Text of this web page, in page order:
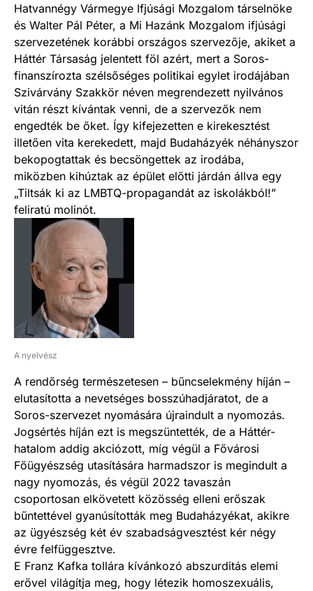
Hatvannégy Vármegye Ifjúsági Mozgalom társelnöke
és Walter Pál Péter, a Mi Hazánk Mozgalom ifjúsági
szervezetének korábbi országos szervezője, akiket a
Háttér Társaság jelentett föl azért, mert a Soros-
finanszírozta szélsőséges politikai egylet irodájában
Szivárvány Szakkör néven megrendezett nyilvános
vitán részt kívántak venni, de a szervezők nem
engedték be őket. Így kifejezetten e kirekesztést
illetően vita kerekedett, majd Budaházyék néhányszor
bekopogtattak és becsöngettek az irodába,
miközben kihúztak az épület előtti járdán állva egy
„Tiltsák ki az LMBTQ-propagandát az iskolákból!”
feliratú molinót.
A nyelvész
A rendőrség természetesen – bűncselekmény híján –
elutasította a nevetséges bosszúhadjáratot, de a
Soros-szervezet nyomására újraindult a nyomozás.
Jogsértés híján ezt is megszüntették, de a Háttér-
hatalom addig akciózott, míg végül a Fővárosi
Főügyészség utasítására harmadszor is megindult a
nagy nyomozás, és végül 2022 tavaszán
csoportosan elkövetett közösség elleni erőszak
bűntettével gyanúsították meg Budaházyékat, akikre
az ügyészség két év szabadságvesztést kér négy
évre felfüggesztve.
E Franz Kafka tollára kívánkozó abszurditás elemi
erővel világítja meg, hogy létezik homoszexuális,